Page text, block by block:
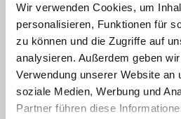
Wir verwenden Cookies, um
personalisieren, Funktionen für
zu können und die Zugriffe auf
analysieren. Außerdem geben
Verwendung unserer Website an
soziale Medien, Werbung und
Partner führen diese
Mittwoch, den 6.10.2021
17.30 Ankommen, Kaffee
18.00 Eröffnung der
18.05 Begrüßung: Svenja